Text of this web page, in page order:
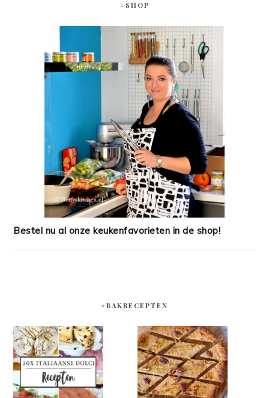
#SHOP
Bestel nu al onze keukenfavorieten in de shop!
#BAKRECEPTEN